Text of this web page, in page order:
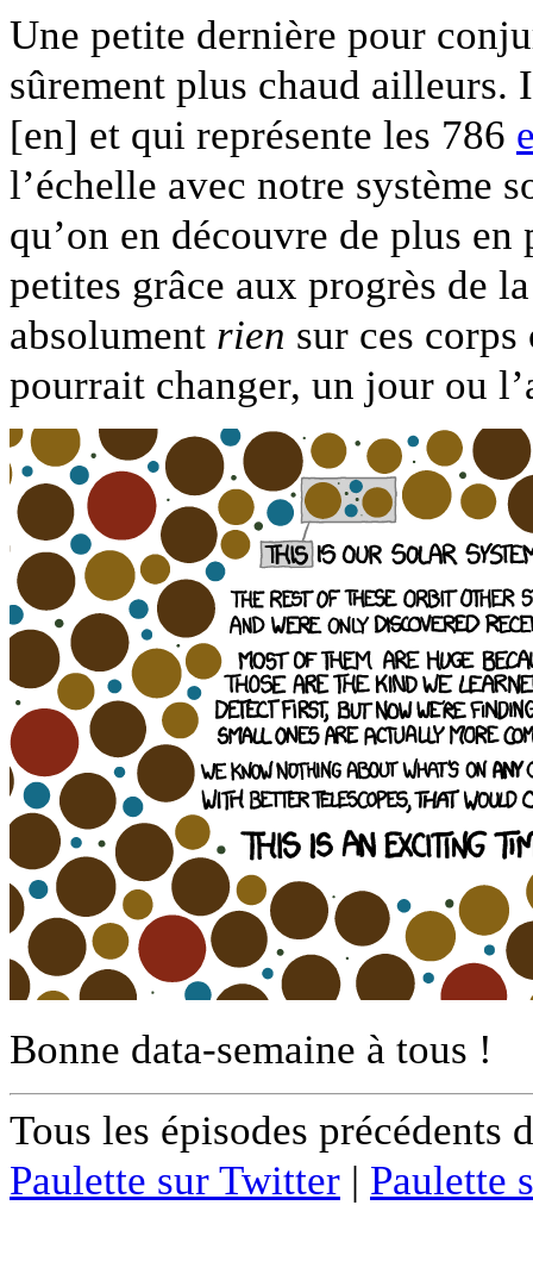
Une petite dernière pour
sûrement plus chaud
[en] et qui représente les 786
l’échelle avec notre système
qu’on en découvre de plus
petites grâce aux progrès de
absolument rien sur ces
pourrait changer, un jour ou
Bonne data-semaine à tous !
Tous les épisodes précédents
Paulette sur Twitter | Paulette